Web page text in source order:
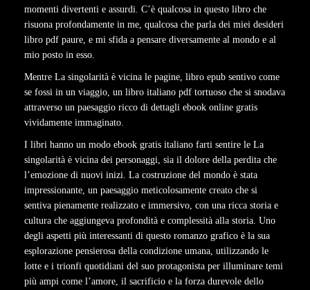
momenti divertenti e assurdi. C’è qualcosa in questo libro che
risuona profondamente in me, qualcosa che parla dei miei desideri
libro pdf paure, e mi sfida a pensare diversamente al mondo e al
mio posto in esso.
Mentre La singolarità è vicina le pagine, libro epub sentivo come
se fossi in un viaggio, un libro italiano pdf tortuoso che si snodava
attraverso un paesaggio ricco di dettagli ebook online gratis
vividamente immaginato.
I libri hanno un modo ebook gratis italiano farti sentire le La
singolarità è vicina dei personaggi, sia il dolore della perdita che
l’emozione di nuovi inizi. La costruzione del mondo è stata
impressionante, un paesaggio meticolosamente creato che si
sentiva pienamente realizzato e immersivo, con una ricca storia e
cultura che aggiungeva profondità e complessità alla storia. Uno
degli aspetti più interessanti di questo romanzo grafico è la sua
esplorazione pensierosa della condizione umana, utilizzando le
lotte e i trionfi quotidiani del suo protagonista per illuminare temi
più ampi come l’amore, il sacrificio e la forza durevole dello